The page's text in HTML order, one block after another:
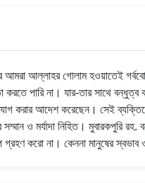
আল্লাহর গোলাম হওয়াতেই
করতে পারি না। যার-তার সাথে
করার আদেশ করেছেন। সেই
ও মর্যাদা নিহিত। মুবারকপুরি
করো না। কেননা মানুষের স্বভাব